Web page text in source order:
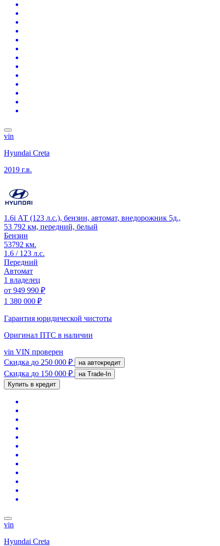
vin
Hyundai Creta
2019 г.в.
1.6i АТ (123 л.с.), бензин, автомат, внедорожник 5д.,
53 792 км, передний, белый
Бензин
53792 км.
1.6 / 123 л.с.
Передний
Автомат
1 владелец
от 949 990 ₽
1 380 000 ₽
Гарантия юридической чистоты
Оригинал ПТС в наличии
vin VIN проверен
Скидка до 250 000 ₽ на автокредит
Скидка до 150 000 ₽
на Trade-In
Купить в кредит
vin
Hyundai Creta